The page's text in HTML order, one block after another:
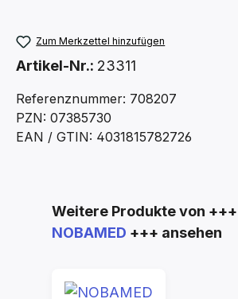
Zum Merkzettel hinzufügen
Artikel-Nr.: 23311
Referenznummer: 708207
PZN: 07385730
EAN / GTIN: 4031815782726
Produktgalerie überspringen
Weitere Produkte von +++
NOBAMED +++ ansehen